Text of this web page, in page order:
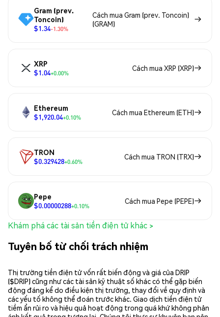
Gram (prev.
Toncoin)
$1.34-1.30%
Cách mua Gram (prev. Toncoin)
(GRAM)
XRP
$1.04+0.00%
Cách mua XRP (XRP)
Ethereum
$1,920.04+0.10%
Cách mua Ethereum (ETH)
TRON
$0.329428+0.60%
Cách mua TRON (TRX)
Pepe
$0.00000288+0.10%
Cách mua Pepe (PEPE)
Khám phá các tài sản tiền điện tử khác >
Tuyên bố từ chối trách nhiệm
Thị trường tiền điện tử vốn rất biến động và giá của DRIP
($DRIP) cũng như các tài sản kỹ thuật số khác có thể gặp biến
động đáng kể do điều kiện thị trường, thay đổi về quy định và
các yếu tố không thể đoán trước khác. Giao dịch tiền điện tử
tiềm ẩn rủi ro và hiệu quả hoạt động trong quá khứ không phản